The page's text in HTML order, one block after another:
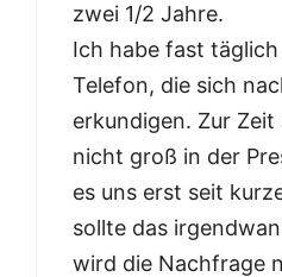
zwei 1/2 Jahre.
Ich habe fast
Telefon, die sich
erkundigen. Zur
nicht groß in der
es uns erst seit
sollte das
wird die Nachfrage